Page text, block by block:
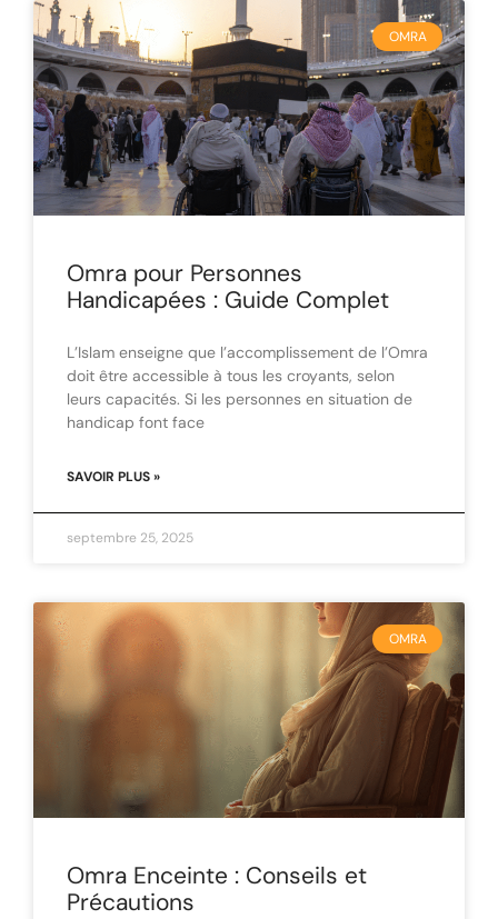
OMRA
Omra pour Personnes
Handicapées : Guide Complet
L’Islam enseigne que l’accomplissement de l’Omra
doit être accessible à tous les croyants, selon
leurs capacités. Si les personnes en situation de
handicap font face
SAVOIR PLUS »
septembre 25, 2025
OMRA
Omra Enceinte : Conseils et
Précautions